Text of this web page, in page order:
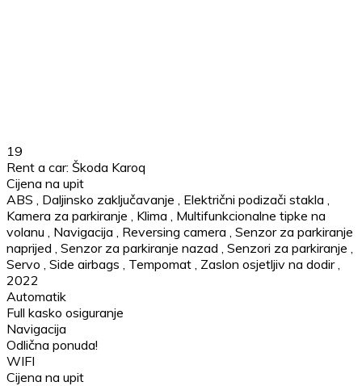
19
Rent a car: Škoda Karoq
Cijena na upit
ABS
Daljinsko zaključavanje Električni podizači stakla
Kamera za parkiranje
Klima
Multifunkcionalne tipke na
volanu
Navigacija Reversing camera Senzor za parkiranje
naprijed Senzor za parkiranje nazad Senzori za parkiranje
Servo Side airbags Tempomat Zaslon osjetljiv na dodir
2022
Automatik
Full kasko osiguranje
Navigacija
Odlična ponuda!
WIFI
Cijena na upit